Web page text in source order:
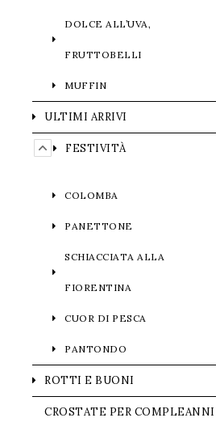
DOLCE ALL’UVA,
FRUTTOBELLI
MUFFIN
ULTIMI ARRIVI
FESTIVITÀ
COLOMBA
PANETTONE
SCHIACCIATA ALLA
FIORENTINA
CUOR DI PESCA
PANTONDO
ROTTI E BUONI
CROSTATE PER COMPLEANNI